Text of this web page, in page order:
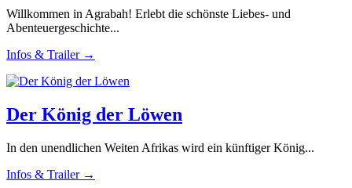
Willkommen in Agrabah! Erlebt die schönste Liebes- und
Abenteuergeschichte...
Infos & Trailer →
Der König der Löwen
In den unendlichen Weiten Afrikas wird ein künftiger König...
Infos & Trailer →